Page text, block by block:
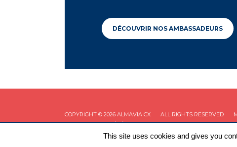
DÉCOUVRIR NOS AMBASSADEURS
COPYRIGHT © 2026 ALMAVIA CX ALL RIGHTS RESERVED
CE SITE EST PROTÉGÉ PAR RECAPTCHA ET LAPOLITIQUE DE
This site uses cookies and gives you